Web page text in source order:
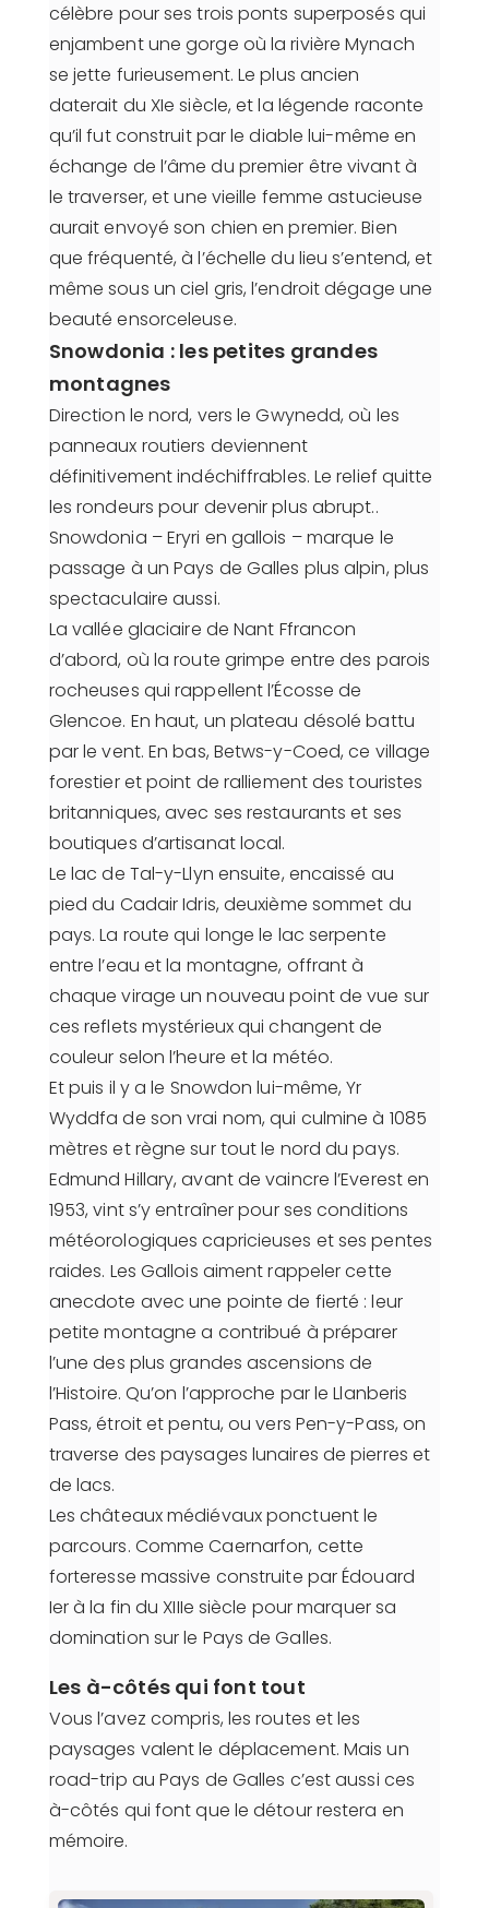
célèbre pour ses trois ponts superposés qui
enjambent une gorge où la rivière Mynach
se jette furieusement. Le plus ancien
daterait du XIe siècle, et la légende raconte
qu’il fut construit par le diable lui-même en
échange de l’âme du premier être vivant à
le traverser, et une vieille femme astucieuse
aurait envoyé son chien en premier. Bien
que fréquenté, à l’échelle du lieu s’entend, et
même sous un ciel gris, l’endroit dégage une
beauté ensorceleuse.
Snowdonia : les petites grandes
montagnes
Direction le nord, vers le Gwynedd, où les
panneaux routiers deviennent
définitivement indéchiffrables. Le relief quitte
les rondeurs pour devenir plus abrupt..
Snowdonia – Eryri en gallois – marque le
passage à un Pays de Galles plus alpin, plus
spectaculaire aussi.
La vallée glaciaire de Nant Ffrancon
d’abord, où la route grimpe entre des parois
rocheuses qui rappellent l’Écosse de
Glencoe. En haut, un plateau désolé battu
par le vent. En bas, Betws-y-Coed, ce village
forestier et point de ralliement des touristes
britanniques, avec ses restaurants et ses
boutiques d’artisanat local.
Le lac de Tal-y-Llyn ensuite, encaissé au
pied du Cadair Idris, deuxième sommet du
pays. La route qui longe le lac serpente
entre l’eau et la montagne, offrant à
chaque virage un nouveau point de vue sur
ces reflets mystérieux qui changent de
couleur selon l’heure et la météo.
Et puis il y a le Snowdon lui-même, Yr
Wyddfa de son vrai nom, qui culmine à 1085
mètres et règne sur tout le nord du pays.
Edmund Hillary, avant de vaincre l’Everest en
1953, vint s’y entraîner pour ses conditions
météorologiques capricieuses et ses pentes
raides. Les Gallois aiment rappeler cette
anecdote avec une pointe de fierté : leur
petite montagne a contribué à préparer
l’une des plus grandes ascensions de
l’Histoire. Qu’on l’approche par le Llanberis
Pass, étroit et pentu, ou vers Pen-y-Pass, on
traverse des paysages lunaires de pierres et
de lacs.
Les châteaux médiévaux ponctuent le
parcours. Comme Caernarfon, cette
forteresse massive construite par Édouard
Ier à la fin du XIIIe siècle pour marquer sa
domination sur le Pays de Galles.
Les à-côtés qui font tout
Vous l’avez compris, les routes et les
paysages valent le déplacement. Mais un
road-trip au Pays de Galles c’est aussi ces
à-côtés qui font que le détour restera en
mémoire.